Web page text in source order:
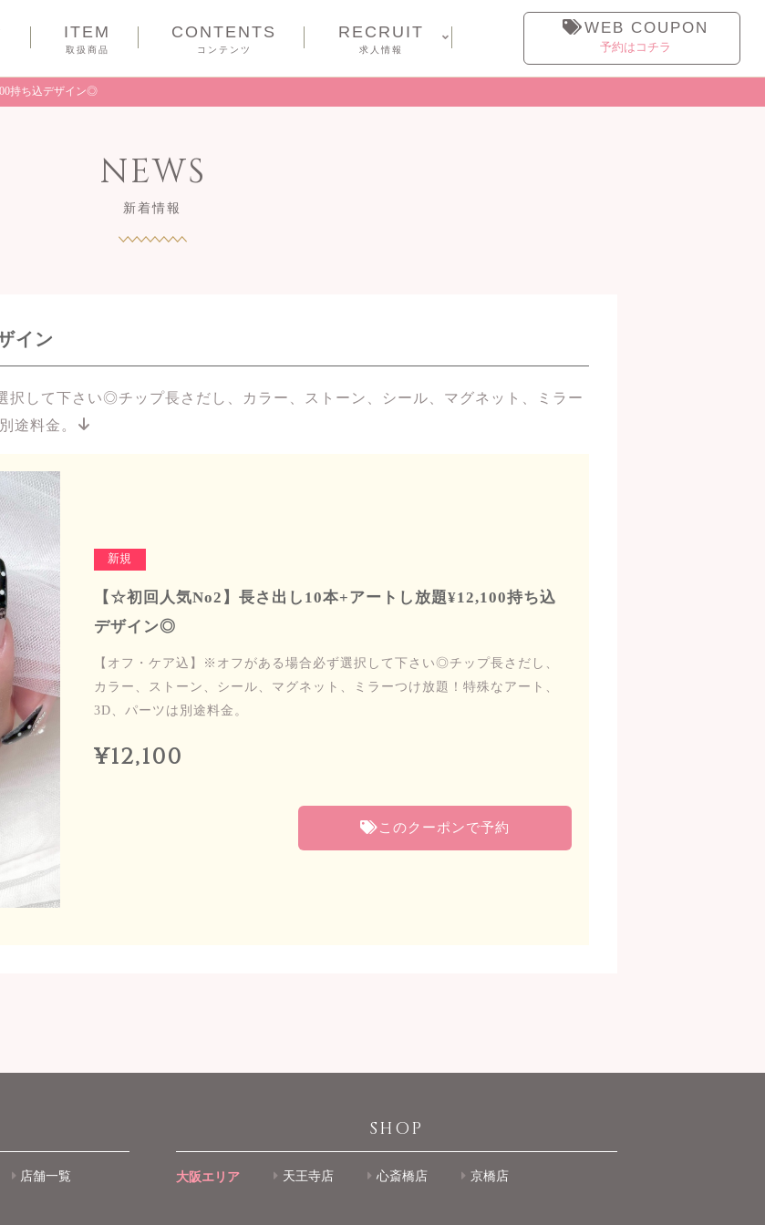
COUPON
ITEM
取扱商品
CONTENTS
コンテンツ
RECRUIT
求人情報
WEB COUPON
予約はコチラ
持ち込デザイン◎
NEWS
新着情報
イン
択して下さい◎チップ長さだし、カラー、ストーン、シール、マグネット、ミラー
途料金。
新規
【☆初回人気No2】長さ出し10本+アートし放題¥12,100持ち込
デザイン◎
【オフ・ケア込】※オフがある場合必ず選択して下さい◎チップ長さだし、
カラー、ストーン、シール、マグネット、ミラーつけ放題！特殊なアート、
3D、パーツは別途料金。
¥12,100
このクーポンで予約
店舗一覧
SHOP
大阪エリア 天王寺店 心斎橋店 京橋店